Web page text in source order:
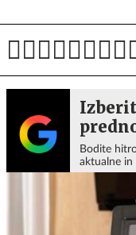
Bodite
aktualne in